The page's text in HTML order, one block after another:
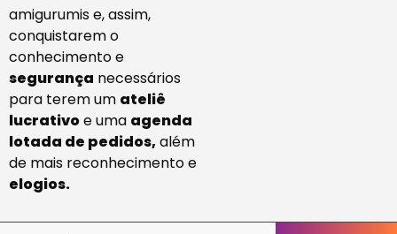
amigurumis e, assim,
conquistarem o
conhecimento e
segurança necessários
para terem um ateliê
lucrativoe uma agenda
lotada de pedidos,além
de mais reconhecimento e
elogios.